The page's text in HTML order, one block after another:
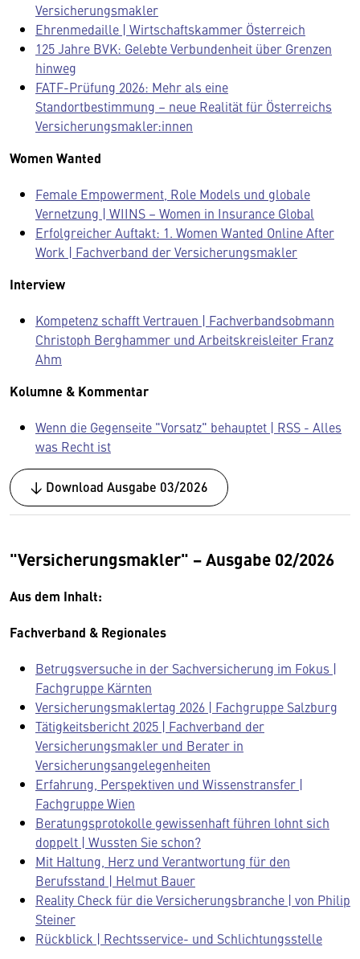
Versicherungsmakler
Ehrenmedaille | Wirtschaftskammer Österreich
125 Jahre BVK: Gelebte Verbundenheit über Grenzen
hinweg
FATF-Prüfung 2026: Mehr als eine
Standortbestimmung – neue Realität für Österreichs
Versicherungsmakler:innen
Women Wanted
Female Empowerment, Role Models und globale
Vernetzung | WIINS – Women in Insurance Global
Erfolgreicher Auftakt: 1. Women Wanted Online After
Work | Fachverband der Versicherungsmakler
Interview
Kompetenz schafft Vertrauen | Fachverbandsobmann
Christoph Berghammer und Arbeitskreisleiter Franz
Ahm
Kolumne & Kommentar
Wenn die Gegenseite "Vorsatz" behauptet | RSS - Alles
was Recht ist
↓ Download Ausgabe 03/2026
"Versicherungsmakler" − Ausgabe 02/2026
Aus dem Inhalt:
Fachverband & Regionales
Betrugsversuche in der Sachversicherung im Fokus |
Fachgruppe Kärnten
Versicherungsmaklertag 2026 | Fachgruppe Salzburg
Tätigkeitsbericht 2025 | Fachverband der
Versicherungsmakler und Berater in
Versicherungsangelegenheiten
Erfahrung, Perspektiven und Wissenstransfer |
Fachgruppe Wien
Beratungsprotokolle gewissenhaft führen lohnt sich
doppelt | Wussten Sie schon?
Mit Haltung, Herz und Verantwortung für den
Berufsstand | Helmut Bauer
Reality Check für die Versicherungsbranche | von Philip
Steiner
Rückblick | Rechtsservice- und Schlichtungsstelle